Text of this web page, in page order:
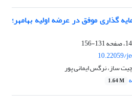
گذاری موفق در عرضه اولیه بهامهر؛
131-156
10.22059/
ساز، نرگس ایمانی پور
1.64 M